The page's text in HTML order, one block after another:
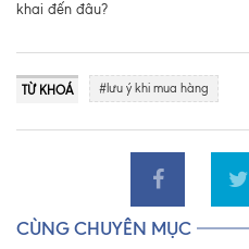
khai đến đâu?
TỪ KHOÁ #lưu ý khi mua hàng
CÙNG CHUYÊN MỤC